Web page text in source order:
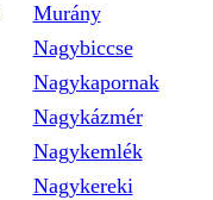
Murány
Nagybiccse
Nagykapornak
Nagykázmér
Nagykemlék
Nagykereki